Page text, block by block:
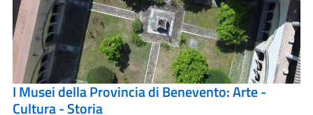
I Musei della Provincia di Benevento: Arte -
Cultura - Storia